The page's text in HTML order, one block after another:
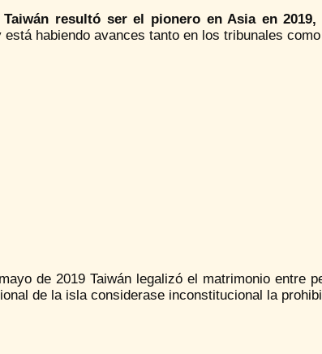
Taiwán resultó ser el pionero en Asia en
habiendo avances tanto en los tribunales
de 2019 Taiwán legalizó el matrimonio entre
de la isla considerase inconstitucional la